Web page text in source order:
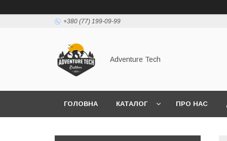
+380 (77) 199-09-99
Adventure Tech
ГОЛОВНА КАТАЛОГ ПРО НАС